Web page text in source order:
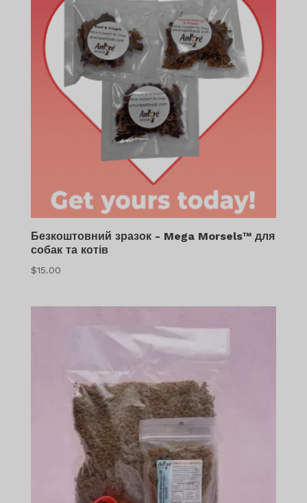
Безкоштовний зразок - Mega Morsels™ для
собак та котів
$15.00